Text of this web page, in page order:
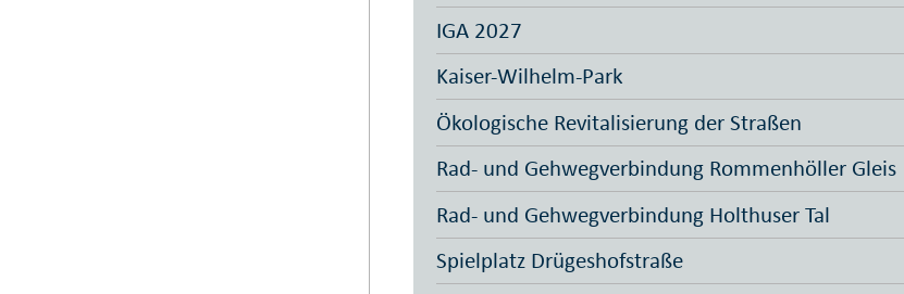
IGA 2027
Kaiser-Wilhelm-Park
Ökologische Revitalisierung der Straßen
Rad- und Gehwegverbindung Rommenhöller Gleis
Rad- und Gehwegverbindung Holthuser Tal
Spielplatz Drügeshofstraße